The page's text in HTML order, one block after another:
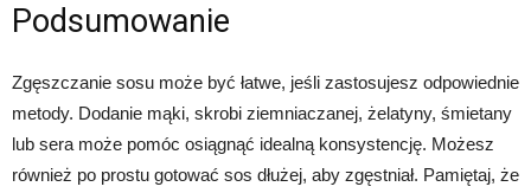
Podsumowanie
Zgęszczanie sosu może być łatwe, jeśli zastosujesz odpowiednie
metody. Dodanie mąki, skrobi ziemniaczanej, żelatyny, śmietany
lub sera może pomóc osiągnąć idealną konsystencję. Możesz
również po prostu gotować sos dłużej, aby zgęstniał. Pamiętaj, że